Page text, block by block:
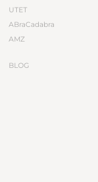
UTET
ABraCadabra
AMZ
BLOG